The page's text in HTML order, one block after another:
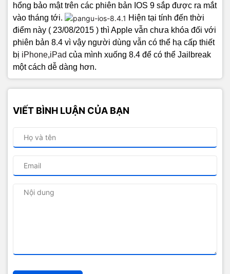
hổng bảo mật trên các phiên bản IOS 9 sắp được ra mắt
vào tháng tới.
Hiện tại tính đến thời
điểm này ( 23/08/2015 ) thì Apple vẫn chưa khóa đối với
phiên bản 8.4 vì vậy người dùng vẫn có thể hạ cấp thiết
bị iPhone,iPad của mình xuống 8.4 để có thể Jailbreak
một cách dễ dàng hơn.
VIẾT BÌNH LUẬN CỦA BẠN